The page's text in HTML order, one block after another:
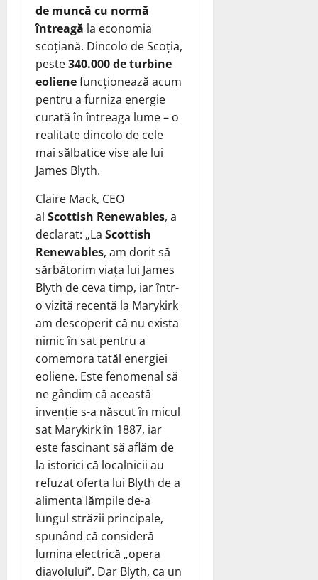
de muncă cu normă
întreagă la economia
scoțiană. Dincolo de Scoția,
peste340.000 de turbine
eolienefuncționează acum
pentru a furniza energie
curată în întreaga lume – o
realitate dincolo de cele
mai sălbatice vise ale lui
James Blyth.
Claire Mack, CEO
al Scottish Renewables, a
declarat: „La Scottish
Renewables, am dorit să
sărbătorim viața lui James
Blyth de ceva timp, iar într-
o vizită recentă la Marykirk
am descoperit că nu exista
nimic în sat pentru a
comemora tatăl energiei
eoliene. Este fenomenal să
ne gândim că această
invenție s-a născut în micul
sat Marykirk în 1887, iar
este fascinant să aflăm de
la istorici că localnicii au
refuzat oferta lui Blyth de a
alimenta lămpile de-a
lungul străzii principale,
spunând că consideră
lumina electrică „opera
diavolului”. Dar Blyth, ca un